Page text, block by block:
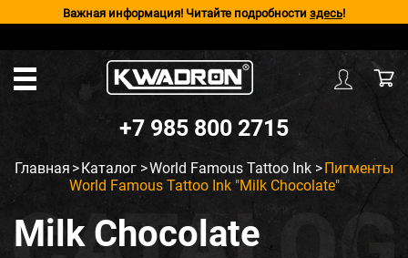
Важная информация! Читайте подробности здесь!
+7 985 800 2715
Главная >Каталог >World Famous Tattoo Ink >Пигменты
World Famous Tattoo Ink "Milk Chocolate"
Milk Chocolate